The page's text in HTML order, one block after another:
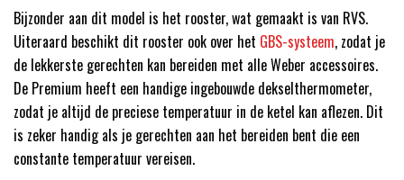
Bijzonder aan dit model is het rooster, wat gemaakt is van RVS.
Uiteraard beschikt dit rooster ook over het GBS-systeem, zodat je
de lekkerste gerechten kan bereiden met alle Weber accessoires.
De Premium heeft een handige ingebouwde dekselthermometer,
zodat je altijd de preciese temperatuur in de ketel kan aflezen. Dit
is zeker handig als je gerechten aan het bereiden bent die een
constante temperatuur vereisen.